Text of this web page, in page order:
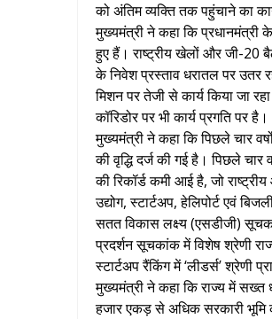
को अंतिम व्यक्ति तक पहुंचाने का
मुख्यमंत्री ने कहा कि प्रधानमंत्री के
हुए हैं। राष्ट्रीय खेलों और जी-20
के निवेश प्रस्ताव धरातल पर उतर
मिशन पर तेजी से कार्य किया जा
कॉरिडोर पर भी कार्य प्रगति पर है।
मुख्यमंत्री ने कहा कि पिछले चार
की वृद्धि दर्ज की गई है। पिछले चार
की रिकॉर्ड कमी आई है, जो
उद्योग, स्टार्टअप, हेलिपोर्ट एवं
सतत विकास लक्ष्य (एसडीजी)
प्रदर्शन सूचकांक में विशेष श्रेणी
स्टार्टअप रैंकिंग में ‘लीडर्स’ श्रेणी
मुख्यमंत्री ने कहा कि राज्य में सख्त
हजार एकड़ से अधिक सरकारी भूमि